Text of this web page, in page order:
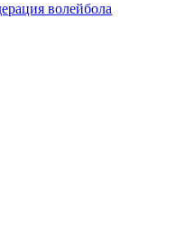
волейбола